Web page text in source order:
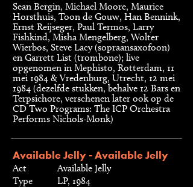
Sean Bergin, Michael Moore, Maurice
Horsthuis, Toon de Gouw, Han Bennink,
Ernst Reijseger, Paul Termos, Larry
Fishkind, Misha Mengelberg, Wolter
Wierbos, Steve Lacy (sopraansaxofoon)
en Garrett List (trombone); live
opgenomen in Mephisto, Rotterdam, 11
mei 1984 & Vredenburg, Utrecht, 12 mei
1984 (dezelfde stukken, behalve 12 Bars en
Terpsichore, verschenen later ook op de
CD Two Programs: The ICP Orchestra
Performs Nichols-Monk)
Available Jelly - Available Jelly
Act
Available Jelly
Type
LP, 1984